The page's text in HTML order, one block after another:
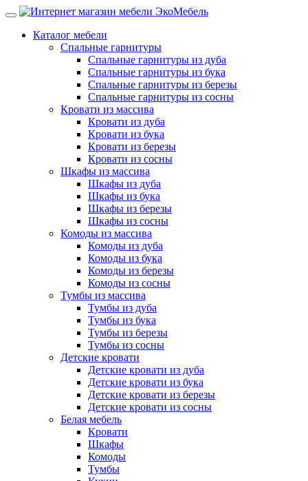
Каталог мебели
Спальные гарнитуры
Спальные гарнитуры из дуба
Спальные гарнитуры из бука
Спальные гарнитуры из березы
Спальные гарнитуры из сосны
Кровати из массива
Кровати из дуба
Кровати из бука
Кровати из березы
Кровати из сосны
Шкафы из массива
Шкафы из дуба
Шкафы из бука
Шкафы из березы
Шкафы из сосны
Комоды из массива
Комоды из дуба
Комоды из бука
Комоды из березы
Комоды из сосны
Тумбы из массива
Тумбы из дуба
Тумбы из бука
Тумбы из березы
Тумбы из сосны
Детские кровати
Детские кровати из дуба
Детские кровати из бука
Детские кровати из березы
Детские кровати из сосны
Белая мебель
Кровати
Шкафы
Комоды
Тумбы